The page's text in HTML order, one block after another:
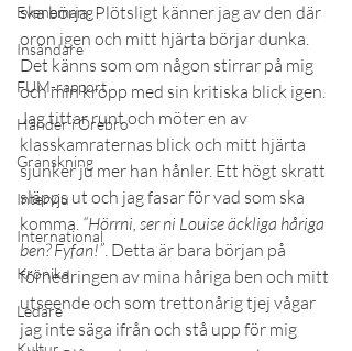
Evenemang
Insändare
FUM-rapport
Händer i Örebro
Granskning
Intervju
International
Krönika
Ledare
ska börja. Plötsligt känner jag av den där
oron igen och mitt hjärta börjar dunka.
Det känns som om någon stirrar på mig
och min kropp med sin kritiska blick igen.
Jag tittar runt och möter en av
klasskamraternas blick och mitt hjärta
sjunker ju mer han hånler. Ett högt skratt
släpps ut och jag fasar för vad som ska
komma. “Hörrni, ser ni Louise äckliga håriga
ben? Fyfan!”. Detta är bara början på
förnedringen av mina håriga ben och mitt
utseende och som trettonårig tjej vågar
jag inte säga ifrån och stå upp för mig